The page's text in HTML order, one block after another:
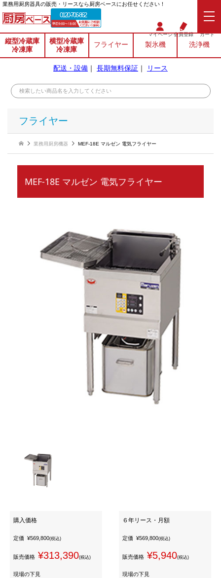
業務⽤厨房器具の販売・リースなら厨房ベースにお任せください！
0120-706-862
マイページ会員登録 カート
縦型冷蔵庫
冷凍庫
横型冷蔵庫
冷凍庫
フライヤー 製氷機 洗浄機
配送・設備 ｜ 長期無料保証 ｜ リース
フライヤー
業務用厨房機器 MEF-18E マルゼン 電気フライヤー
MEF-18E マルゼン 電気フライヤー
購入価格
定価 ¥569,800(税込)
販売価格 ¥313,390(税込)
現場の下見
６年リース・月額
定価 ¥569,800(税込)
販売価格 ¥5,940(税込)
現場の下見